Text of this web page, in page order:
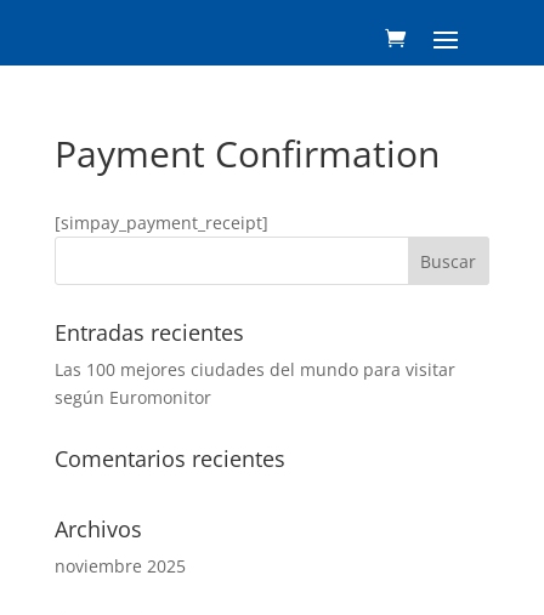
Payment Confirmation
[simpay_payment_receipt]
Entradas recientes
Las 100 mejores ciudades del mundo para visitar
según Euromonitor
Comentarios recientes
Archivos
noviembre 2025